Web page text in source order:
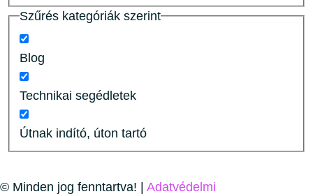
Szűrés kategóriák szerint
Blog
Technikai segédletek
Útnak indító, úton tartó
© Minden jog fenntartva! | Adatvédelmi